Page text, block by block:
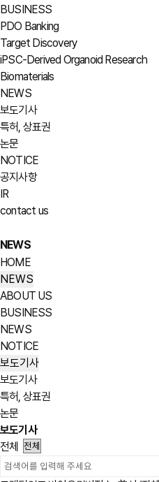
BUSINESS
PDO Banking
Target Discovery
iPSC-Derived Organoid Research
Biomaterials
NEWS
보도기사
특허, 상표권
논문
NOTICE
공지사항
IR
contact us
NEWS
HOME
NEWS
ABOUT US
BUSINESS
NEWS
NOTICE
보도기사
보도기사
특허, 상표권
논문
보도기사
전체